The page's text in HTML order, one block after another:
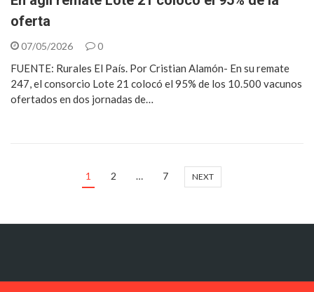
oferta
07/05/2026 0
FUENTE: Rurales El País. Por Cristian Alamón- En su remate
247, el consorcio Lote 21 colocó el 95% de los 10.500 vacunos
ofertados en dos jornadas de…
1 2 … 7 NEXT